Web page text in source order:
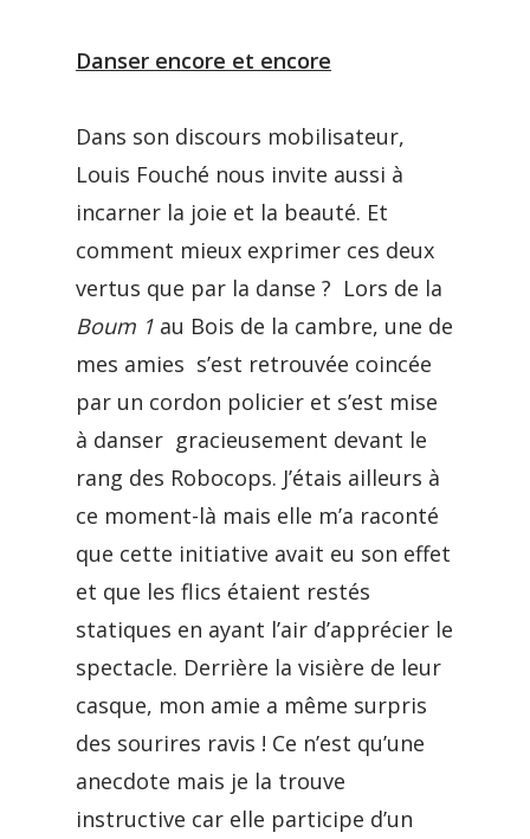
Danser encore et encore
Dans son discours mobilisateur,
Louis Fouché nous invite aussi à
incarner la joie et la beauté. Et
comment mieux exprimer ces deux
vertus que par la danse ? Lors de la
Boum 1 au Bois de la cambre, une de
mes amies s’est retrouvée coincée
par un cordon policier et s’est mise
à danser gracieusement devant le
rang des Robocops. J’étais ailleurs à
ce moment-là mais elle m’a raconté
que cette initiative avait eu son effet
et que les flics étaient restés
statiques en ayant l’air d’apprécier le
spectacle. Derrière la visière de leur
casque, mon amie a même surpris
des sourires ravis ! Ce n’est qu’une
anecdote mais je la trouve
instructive car elle participe d’un